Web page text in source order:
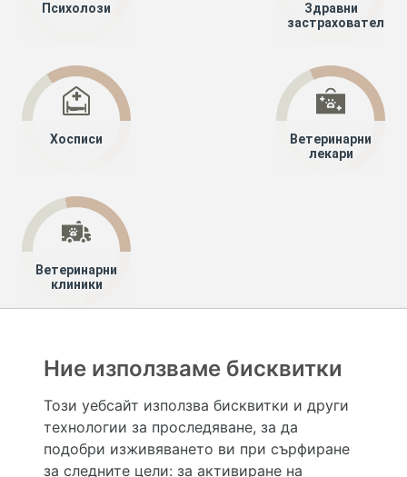
Психолози
Здравни
застрахователи
Хосписи
Ветеринарни
лекари
Ветеринарни
клиники
Клинична токсикология
Стара Загора
Hapche.bg НЕ е медицински, зравен или сроден специалист и НЕ дава медицински
консултации и здравни съвети. Hapche.bg НЕ се явява медицинска услуга и НЕ
осигурява диагноза и лечение. Hapche.bg НЕ препоръчва медицински и други здравни и
сродни специалисти и заведения. Hapche.bg НЕ търгува с лекарствени продукти и
Ние използваме бисквитки
Този уебсайт използва бисквитки и други
технологии за проследяване, за да
подобри изживяването ви при сърфиране
за следните цели: за активиране на